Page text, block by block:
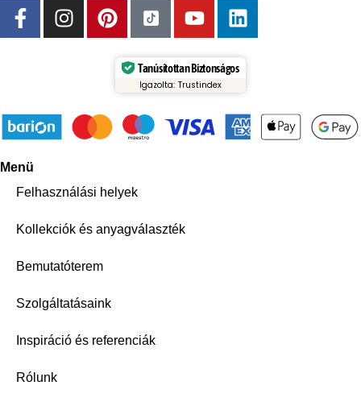
Tanúsítottan Biztonságos
Igazolta: Trustindex
Menü
Felhasználási helyek
Kollekciók és anyagválaszték
Bemutatóterem
Szolgáltatásaink
Inspiráció és referenciák
Rólunk